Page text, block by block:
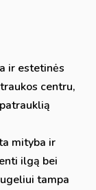
ir estetinės
centru,
mityba ir
ilgą bei
tampa